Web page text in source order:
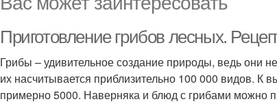
Приготовление грибов лесных.
Грибы – удивительное создание природы, ведь они
их насчитывается приблизительно 100 000 видов. К
примерно 5000. Наверняка и блюд с грибами можно